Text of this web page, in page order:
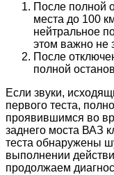
После полной
места до 100
нейтральное
этом важно не
После
полной
Если звуки,
первого теста,
проявившимся во
заднего моста ВАЗ
теста обнаружены
выполнении
продолжаем